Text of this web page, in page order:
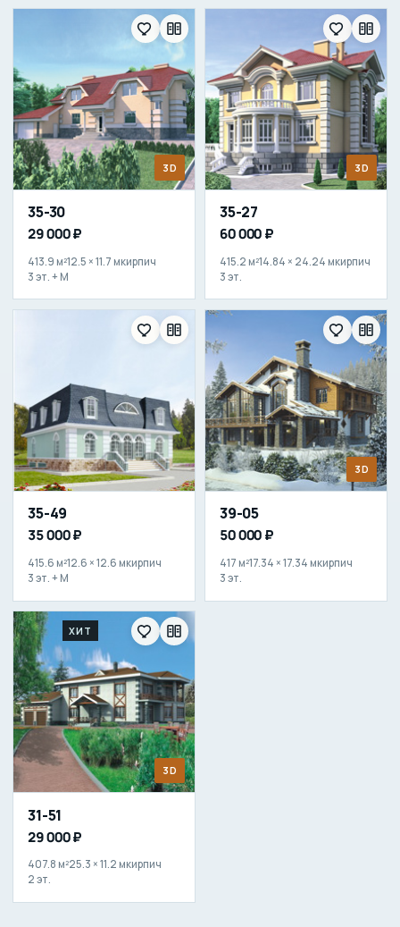
3D
35-30
29 000 ₽
413.9 м²12.5 × 11.7 мкирпич
3 эт. + М
3D
35-27
60 000 ₽
415.2 м²14.84 × 24.24 мкирпич
3 эт.
35-49
35 000 ₽
415.6 м²12.6 × 12.6 мкирпич
3 эт. + М
3D
39-05
50 000 ₽
417 м²17.34 × 17.34 мкирпич
3 эт.
3D
ХИТ
31-51
29 000 ₽
407.8 м²25.3 × 11.2 мкирпич
2 эт.